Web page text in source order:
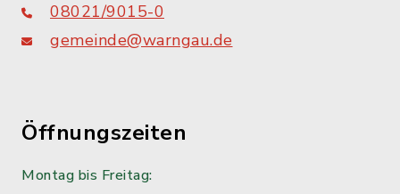
08021/9015-0
gemeinde@warngau.de
Öffnungszeiten
Montag bis Freitag: